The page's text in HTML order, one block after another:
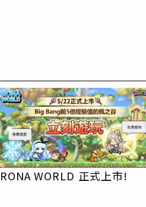
RONA WORLD 正式上市!
PR